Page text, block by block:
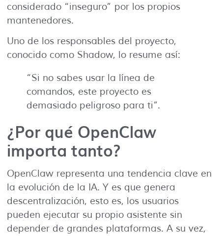
considerado “inseguro” por los propios
mantenedores.
Uno de los responsables del proyecto,
conocido como Shadow, lo resume así:
“Si no sabes usar la línea de
comandos, este proyecto es
demasiado peligroso para ti”.
¿Por qué OpenClaw
importa tanto?
OpenClaw representa una tendencia clave en
la evolución de la IA. Y es que genera
descentralización, esto es, los usuarios
pueden ejecutar su propio asistente sin
depender de grandes plataformas. A su vez,